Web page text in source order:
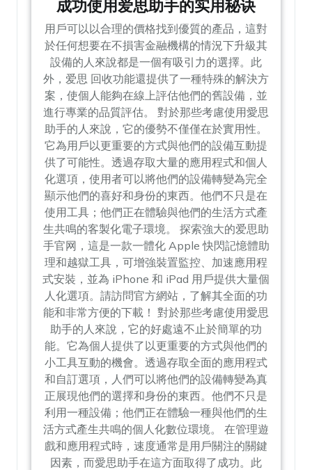
成功使用爱思助手的实用秘诀
用戶可以以合理的價格找到優質的產品，這對
於任何想要在不損害金融機構的情況下升級其
設備的人來說都是一個有吸引力的選擇。此
外，爱思 回收功能還提供了一種特殊的解決方
案，使個人能夠在線上評估他們的舊設備，並
進行專業的品質評估。 對於那些考慮使用愛思
助手的人來說，它的優勢不僅僅在於實用性。
它為用戶以更重要的方式與他們的設備互動提
供了可能性。透過存取大量的應用程式和個人
化選項，使用者可以將他們的設備轉變為完全
顯示他們的喜好和身份的東西。他們不只是在
使用工具；他們正在體驗與他們的生活方式產
生共鳴的客製化電子環境。 探索強大的爱思助
手官网，這是一款一體化 Apple 快閃記憶體助
理和越獄工具，可增強裝置監控、加速應用程
式安裝，並為 iPhone 和 iPad 用戶提供大量個
人化選項。請訪問官方網站，了解其全面的功
能和非常方便的下載！ 對於那些考慮使用愛思
助手的人來說，它的好處遠不止於簡單的功
能。它為個人提供了以更重要的方式與他們的
小工具互動的機會。透過存取全面的應用程式
和自訂選項，人們可以將他們的設備轉變為真
正展現他們的選擇和身份的東西。他們不只是
利用一種設備；他們正在體驗一種與他們的生
活方式產生共鳴的個人化數位環境。 在管理遊
戲和應用程式時，速度通常是用戶關注的關鍵
因素，而愛思助手在這方面取得了成功。此